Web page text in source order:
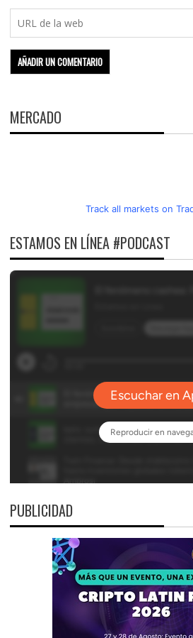
MERCADO
Track all markets on
ESTAMOS EN LÍNEA #PODCAST
PUBLICIDAD